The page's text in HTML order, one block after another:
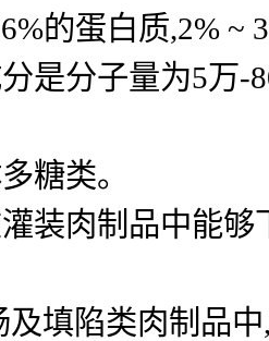
的蛋白质,2% ~
是分子量为5万
糖类。
装肉制品中能
填陷类肉制品